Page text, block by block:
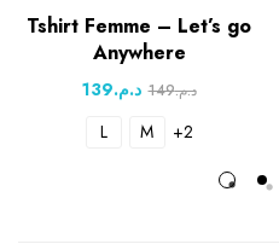
Tshirt Femme – Let’s go
Anywhere
د.م.139 د.م.149
L M +2